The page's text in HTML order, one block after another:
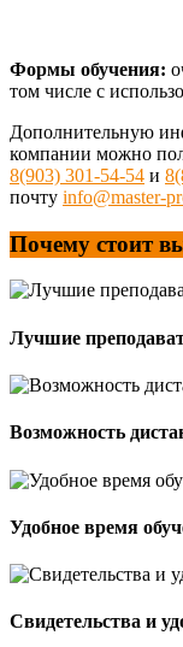
Формы обучения:
том числе с
Дополнительную
компании можно
8(903) 301-54-54 и
почту info@master-
Почему стоит
Лучшие
Возможность
Удобное время
Свидетельства и